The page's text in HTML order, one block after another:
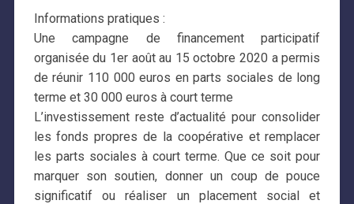
Informations pratiques :
Une campagne de financement participatif
organisée du 1er août au 15 octobre 2020 a permis
de réunir 110 000 euros en parts sociales de long
terme et 30 000 euros à court terme
L’investissement reste d’actualité pour consolider
les fonds propres de la coopérative et remplacer
les parts sociales à court terme. Que ce soit pour
marquer son soutien, donner un coup de pouce
significatif ou réaliser un placement social et